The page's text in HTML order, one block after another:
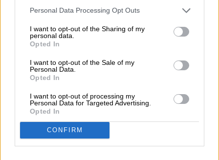
Personal Data Processing Opt Outs
I want to opt-out of the Sharing of my
personal data.
Opted In
I want to opt-out of the Sale of my
Personal Data.
Opted In
I want to opt-out of processing my
Personal Data for Targeted Advertising.
Opted In
CONFIRM
UU.